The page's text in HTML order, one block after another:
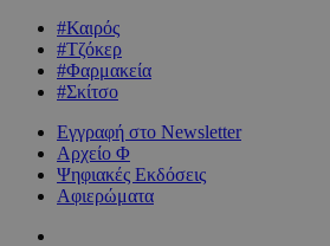
#Καιρός
#Τζόκερ
#Φαρμακεία
#Σκίτσο
Εγγραφή στο Newsletter
Αρχείο Φ
Ψηφιακές Εκδόσεις
Αφιερώματα